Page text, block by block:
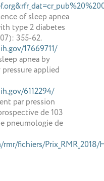
of sleep apnea
type 2 diabetes
355-62.
17669711/
apnea by
applied
6112294/
par pression
de 103
pneumologie de
fichiers/Prix_RMR_2018/